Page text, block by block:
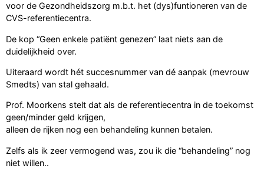
voor de Gezondheidszorg m.b.t. het (dys)funtioneren van de
CVS-referentiecentra.
De kop “Geen enkele patiënt genezen” laat niets aan de
duidelijkheid over.
Uiteraard wordt hét succesnummer van dé aanpak (mevrouw
Smedts) van stal gehaald.
Prof. Moorkens stelt dat als de referentiecentra in de toekomst
geen/minder geld krijgen,
alleen de rijken nog een behandeling kunnen betalen.
Zelfs als ik zeer vermogend was, zou ik die “behandeling” nog
niet willen..